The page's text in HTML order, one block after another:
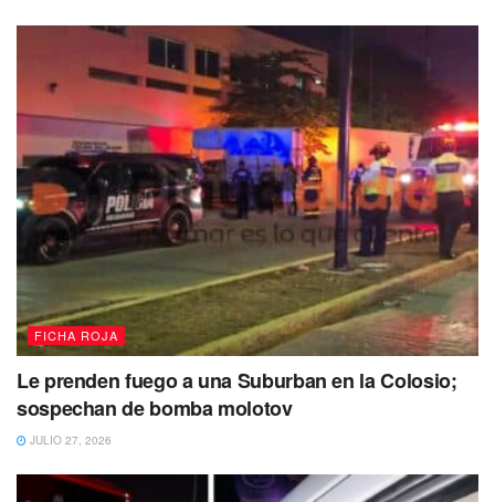
FICHA ROJA
Le prenden fuego a una Suburban en la Colosio;
sospechan de bomba molotov
JULIO 27, 2026